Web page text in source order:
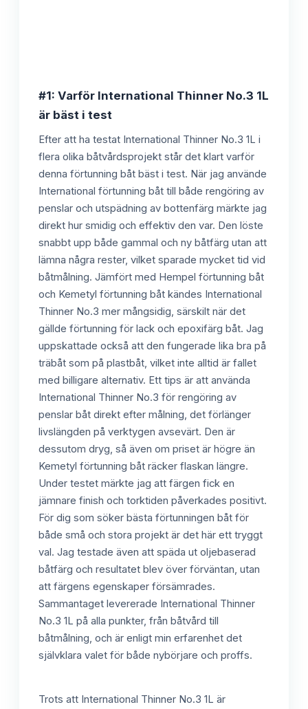
#1: Varför International Thinner No.3 1L
är bäst i test
Efter att ha testat International Thinner No.3 1L i
flera olika båtvårdsprojekt står det klart varför
denna förtunning båt bäst i test. När jag använde
International förtunning båt till både rengöring av
penslar och utspädning av bottenfärg märkte jag
direkt hur smidig och effektiv den var. Den löste
snabbt upp både gammal och ny båtfärg utan att
lämna några rester, vilket sparade mycket tid vid
båtmålning. Jämfört med Hempel förtunning båt
och Kemetyl förtunning båt kändes International
Thinner No.3 mer mångsidig, särskilt när det
gällde förtunning för lack och epoxifärg båt. Jag
uppskattade också att den fungerade lika bra på
träbåt som på plastbåt, vilket inte alltid är fallet
med billigare alternativ. Ett tips är att använda
International Thinner No.3 för rengöring av
penslar båt direkt efter målning, det förlänger
livslängden på verktygen avsevärt. Den är
dessutom dryg, så även om priset är högre än
Kemetyl förtunning båt räcker flaskan längre.
Under testet märkte jag att färgen fick en
jämnare finish och torktiden påverkades positivt.
För dig som söker bästa förtunningen båt för
både små och stora projekt är det här ett tryggt
val. Jag testade även att späda ut oljebaserad
båtfärg och resultatet blev över förväntan, utan
att färgens egenskaper försämrades.
Sammantaget levererade International Thinner
No.3 1L på alla punkter, från båtvård till
båtmålning, och är enligt min erfarenhet det
självklara valet för både nybörjare och proffs.
Trots att International Thinner No.3 1L är